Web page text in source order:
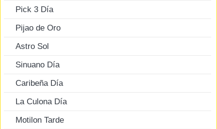
Pick 3 Día
Pijao de Oro
Astro Sol
Sinuano Día
Caribeña Día
La Culona Día
Motilon Tarde